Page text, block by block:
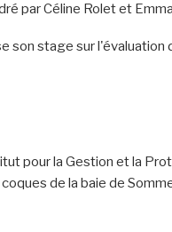
par Céline Rolet et
son stage sur
pour la Gestion et la
de la baie de